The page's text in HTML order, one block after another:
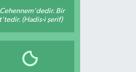
Bir
(Hadis-i şerif)